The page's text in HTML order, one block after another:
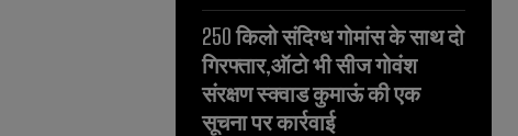
250 किलो संदिग्ध गोमांस के साथ दो
गिरफ्तार,ऑटो भी सीज गोवंश
संरक्षण स्क्वाड कुमाऊं की एक
सूचना पर कार्रवाई